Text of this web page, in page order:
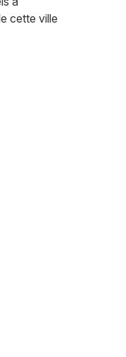
cette ville